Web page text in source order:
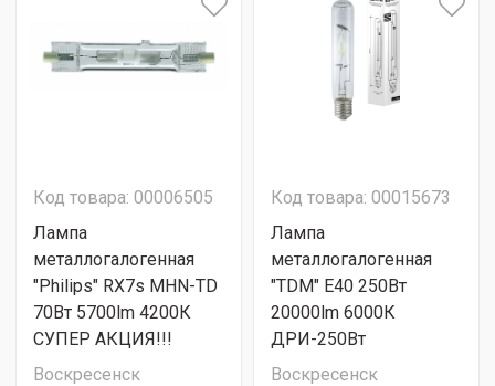
Код товара: 00006505
Лампа
металлогалогенная
"Philips" RX7s MHN-TD
70Вт 5700lm 4200К
СУПЕР АКЦИЯ!!!
Воскресенск
Код товара: 00015673
Лампа
металлогалогенная
"TDM" E40 250Вт
20000lm 6000К
ДРИ-250Вт
Воскресенск